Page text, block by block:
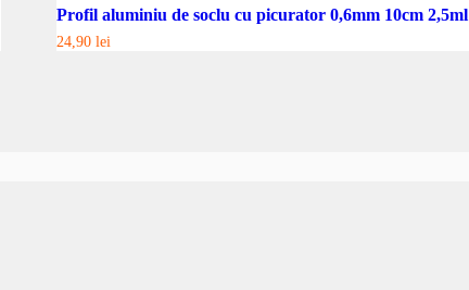
Profil aluminiu de soclu cu picurator 0,6mm 10cm 2,5ml
24,90 lei